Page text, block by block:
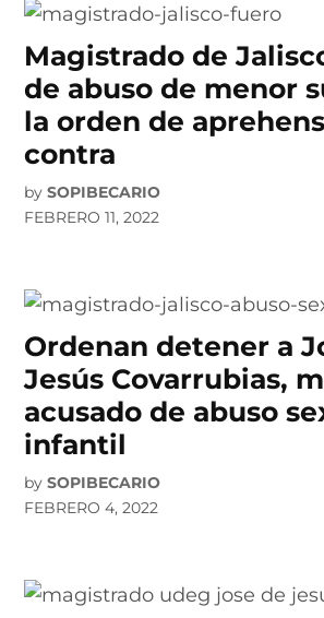
Magistrado de
de abuso de menor
la orden de
contra
by SOPIBECARIO
FEBRERO 11, 2022
Ordenan detener a
Jesús Covarrubias,
acusado de abuso
infantil
by SOPIBECARIO
FEBRERO 4, 2022